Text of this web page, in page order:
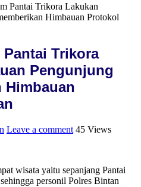
Pantai Trikora Lakukan
Himbauan Protokol
Trikora
Pengunjung
Himbauan
Leave a comment 45 Views
wisata yaitu sepanjang Pantai
personil Polres Bintan